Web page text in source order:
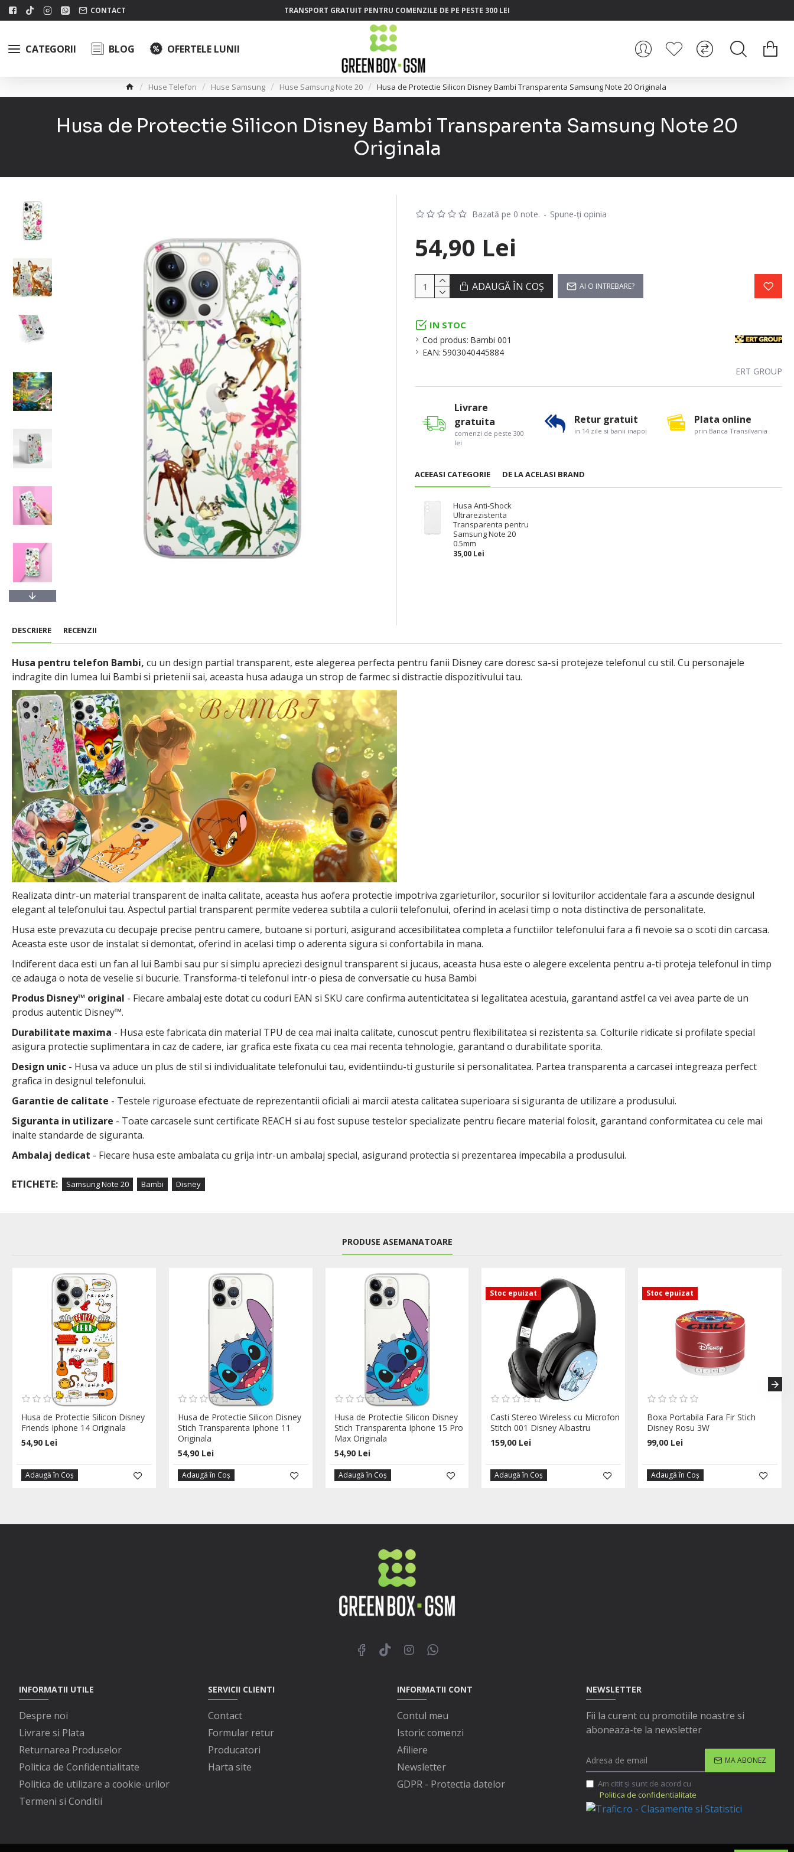
CONTACT TRANSPORT GRATUIT PENTRU COMENZILE DE PE PESTE 300 LEI
CATEGORII BLOG OFERTELE LUNII
Huse Telefon Huse Samsung Huse Samsung Note 20 Husa de Protectie Silicon Disney Bambi Transparenta Samsung Note 20 Originala
Husa de Protectie Silicon Disney Bambi Transparenta Samsung Note 20
Originala
IN STOC
Cod produs: Bambi 001
EAN: 5903040445884
ERT GROUP
Bazată pe 0 note. - Spune-ţi opinia
54,90 Lei
ADAUGĂ ÎN COŞ AI O INTREBARE?
ACEEASI CATEGORIE DE LA ACELASI BRAND
Husa Anti-Shock
Ultrarezistenta
Transparenta pentru
Samsung Note 20
0.5mm
35,00 Lei
Livrare
gratuita
comenzi de peste 300
lei
Retur gratuit
in 14 zile si banii inapoi
Plata online
prin Banca Transilvania
DESCRIERE RECENZII
Husa pentru telefon Bambi, cu un design partial transparent, este alegerea perfecta pentru fanii Disney care doresc sa-si protejeze telefonul cu stil. Cu personajele
indragite din lumea lui Bambi si prietenii sai, aceasta husa adauga un strop de farmec si distractie dispozitivului tau.
Realizata dintr-un material transparent de inalta calitate, aceasta hus aofera protectie impotriva zgarieturilor, socurilor si loviturilor accidentale fara a ascunde designul
elegant al telefonului tau. Aspectul partial transparent permite vederea subtila a culorii telefonului, oferind in acelasi timp o nota distinctiva de personalitate.
Husa este prevazuta cu decupaje precise pentru camere, butoane si porturi, asigurand accesibilitatea completa a functiilor telefonului fara a fi nevoie sa o scoti din carcasa.
Aceasta este usor de instalat si demontat, oferind in acelasi timp o aderenta sigura si confortabila in mana.
Indiferent daca esti un fan al lui Bambi sau pur si simplu apreciezi designul transparent si jucaus, aceasta husa este o alegere excelenta pentru a-ti proteja telefonul in timp
ce adauga o nota de veselie si bucurie. Transforma-ti telefonul intr-o piesa de conversatie cu husa Bambi
Produs Disney™ original - Fiecare ambalaj este dotat cu coduri EAN si SKU care confirma autenticitatea si legalitatea acestuia, garantand astfel ca vei avea parte de un
produs autentic Disney™.
Durabilitate maxima - Husa este fabricata din material TPU de cea mai inalta calitate, cunoscut pentru flexibilitatea si rezistenta sa. Colturile ridicate si profilate special
asigura protectie suplimentara in caz de cadere, iar grafica este fixata cu cea mai recenta tehnologie, garantand o durabilitate sporita.
Design unic - Husa va aduce un plus de stil si individualitate telefonului tau, evidentiindu-ti gusturile si personalitatea. Partea transparenta a carcasei integreaza perfect
grafica in designul telefonului.
Garantie de calitate - Testele riguroase efectuate de reprezentantii oficiali ai marcii atesta calitatea superioara si siguranta de utilizare a produsului.
Siguranta in utilizare - Toate carcasele sunt certificate REACH si au fost supuse testelor specializate pentru fiecare material folosit, garantand conformitatea cu cele mai
inalte standarde de siguranta.
Ambalaj dedicat - Fiecare husa este ambalata cu grija intr-un ambalaj special, asigurand protectia si prezentarea impecabila a produsului.
ETICHETE: Samsung Note 20 Bambi Disney
PRODUSE ASEMANATOARE
Husa de Protectie Silicon Disney
Friends Iphone 14 Originala
54,90 Lei
Adaugă în Coş
Husa de Protectie Silicon Disney
Stich Transparenta Iphone 11
Originala
54,90 Lei
Adaugă în Coş
Husa de Protectie Silicon Disney
Stich Transparenta Iphone 15 Pro
Max Originala
54,90 Lei
Adaugă în Coş
Stoc epuizat
Casti Stereo Wireless cu Microfon
Stitch 001 Disney Albastru
159,00 Lei
Adaugă în Coş
Stoc epuizat
Boxa Portabila Fara Fir Stich
Disney Rosu 3W
99,00 Lei
Adaugă în Coş
INFORMATII UTILE
Despre noi
Livrare si Plata
Returnarea Produselor
Politica de Confidentialitate
Politica de utilizare a cookie-urilor
Termeni si Conditii
SERVICII CLIENTI
Contact
Formular retur
Producatori
Harta site
INFORMATII CONT
Contul meu
Istoric comenzi
Afiliere
Newsletter
GDPR - Protectia datelor
NEWSLETTER
Fii la curent cu promotiile noastre si
aboneaza-te la newsletter
MA ABONEZ
Am citit şi sunt de acord cu
Politica de confidentialitate